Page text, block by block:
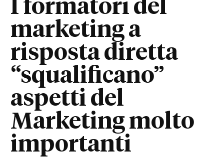
I formatori del
marketing a
risposta diretta
“squalificano”
aspetti del
Marketing molto
importanti